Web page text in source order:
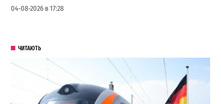
04-08-2026 в 17:28
ЧИТАЮТЬ